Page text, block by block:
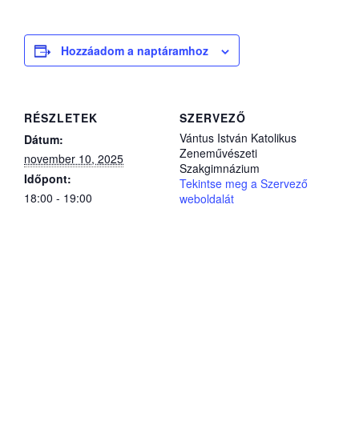
Hozzáadom a naptáramhoz
RÉSZLETEK
Dátum:
november 10, 2025
Időpont:
18:00 - 19:00
SZERVEZŐ
Vántus István Katolikus
Zeneművészeti
Szakgimnázium
Tekintse meg a Szervező
weboldalát